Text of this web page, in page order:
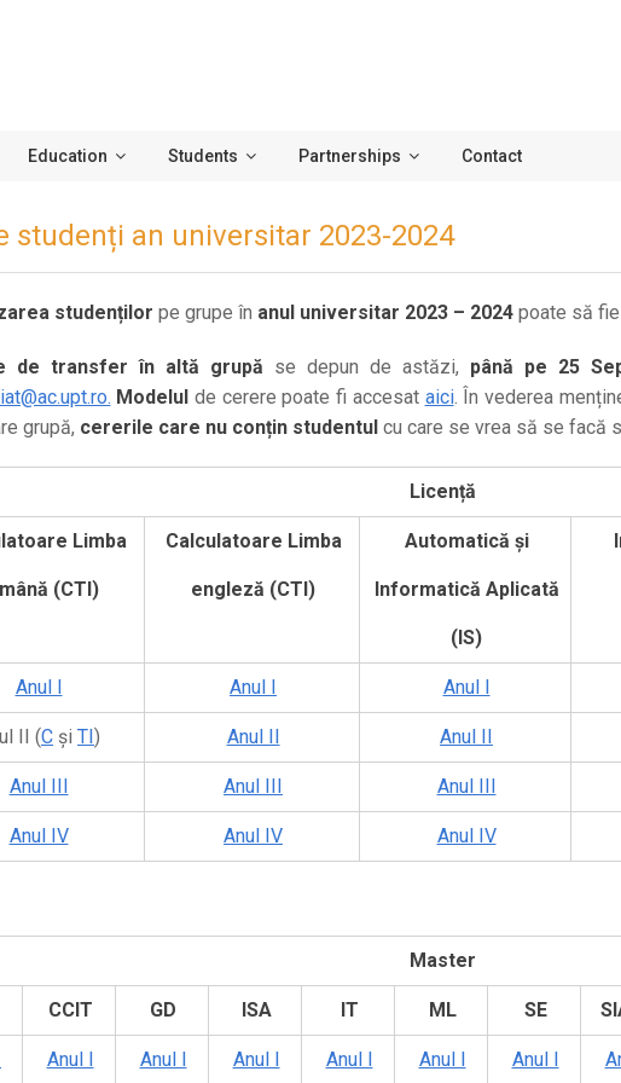
Education Students Partnerships Contact
studenți an universitar 2023-2024
studenților pe grupe în anul universitar 2023 – 2024poate să fie
de transfer în altă grupă se depun de astăzi, până pe 25
Modelul de cerere poate fi accesat aici. În vederea
grupă, cererile care nu conțin studentulcu care se vrea să se facă
Licență
Limba
(CTI)
Calculatoare Limba
engleză (CTI)
Automatică și
Informatică Aplicată
(IS)
Anul I Anul I Anul I
II (C și TI) Anul II Anul II
Anul III Anul III Anul III
Anul IV Anul IV Anul IV
Master
CCIT GD ISA IT ML SE
Anul I Anul I Anul I Anul I Anul I Anul I